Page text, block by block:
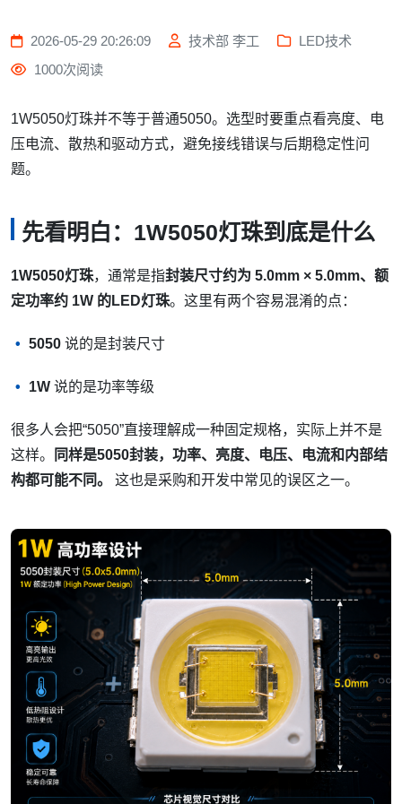
2026-05-29 20:26:09 技术部 李工
LED技术
1000次阅读
1W5050灯珠并不等于普通5050。选型时要重点看亮度、电
压电流、散热和驱动方式，避免接线错误与后期稳定性问
题。
先看明白：1W5050灯珠到底是什么
1W5050灯珠，通常是指封装尺寸约为 5.0mm × 5.0mm、额
定功率约 1W 的LED灯珠。这里有两个容易混淆的点：
5050 说的是封装尺寸
1W 说的是功率等级
很多人会把“5050”直接理解成一种固定规格，实际上并不是
这样。
同样是5050封装，功率、亮度、电压、电流和内部结
构都可能不同。
这也是采购和开发中常见的误区之一。